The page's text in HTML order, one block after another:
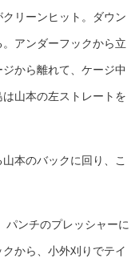
リーンヒット。ダウン
アンダーフックから立
から離れて、ケージ中
山本の左ストレートを
本のバックに回り、こ
パンチのプレッシャーに
から、小外刈りでテイ